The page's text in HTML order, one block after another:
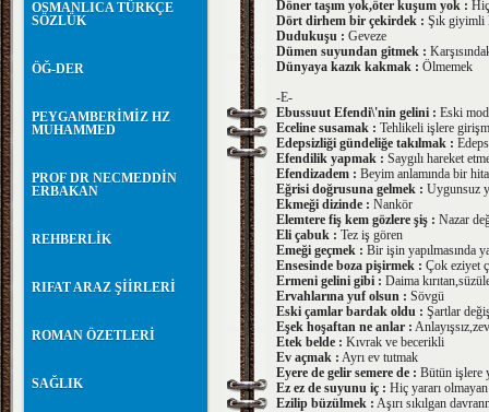
OSMANLICA TÜRKÇE
SÖZLÜK
ÖĞ-DER
PEYGAMBERİMİZ HZ
MUHAMMED
PROF DR NECMEDDİN
ERBAKAN
REHBERLİK
RIFAT ARAZ ŞİİRLERİ
ROMAN ÖZETLERİ
SAĞLIK
Döner taşım yok,öter kuşum yok :
Dört dirhem bir çekirdek : Şık giyimli
Dudukuşu : Geveze
Dümen suyundan gitmek :
Dünyaya kazık kakmak : Ölmemek
-E-
Ebussuut Efendi\'nin gelini : Eski
Eceline susamak : Tehlikeli işlere
Edepsizliği gündeliğe takılmak :
Efendilik yapmak : Saygılı hareket
Efendizadem : Beyim anlamında bir
Eğrisi doğrusuna gelmek : Uygunsuz
Ekmeği dizinde : Nankör
Elemtere fiş kem gözlere şiş : Nazar
Eli çabuk : Tez iş gören
Emeği geçmek : Bir işin yapılmasında
Ensesinde boza pişirmek : Çok eziyet
Ermeni gelini gibi : Daima
Ervahlarına yuf olsun : Sövgü
Eski çamlar bardak oldu : Şartlar
Eşek hoşaftan ne anlar :
Etek belde : Kıvrak ve becerikli
Ev açmak : Ayrı ev tutmak
Eyere de gelir semere de : Bütün işlere
Ez ez de suyunu iç : Hiç yararı
Ezilip büzülmek : Aşırı sıkılgan